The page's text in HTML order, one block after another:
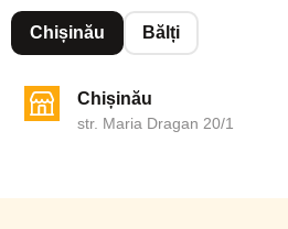
Chișinău Bălți
Chișinău
str. Maria Dragan 20/1